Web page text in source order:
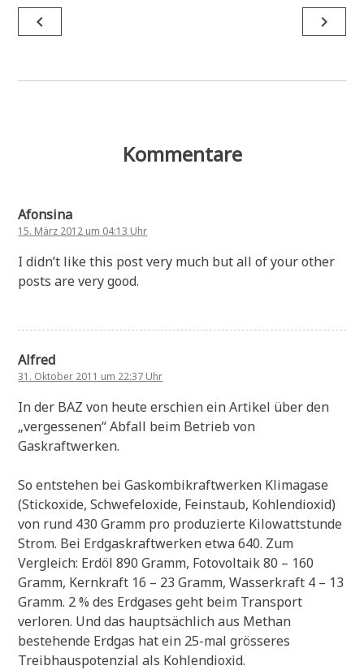
Beitragsnavigation
navigate_before navigate_next
Kommentare
Afonsina
15. März 2012 um 04:13 Uhr
I didn’t like this post very much but all of your other
posts are very good.
Alfred
31. Oktober 2011 um 22:37 Uhr
In der BAZ von heute erschien ein Artikel über den
„vergessenen“ Abfall beim Betrieb von
Gaskraftwerken.
So entstehen bei Gaskombikraftwerken Klimagase
(Stickoxide, Schwefeloxide, Feinstaub, Kohlendioxid)
von rund 430 Gramm pro produzierte Kilowattstunde
Strom. Bei Erdgaskraftwerken etwa 640. Zum
Vergleich: Erdöl 890 Gramm, Fotovoltaik 80 – 160
Gramm, Kernkraft 16 – 23 Gramm, Wasserkraft 4 – 13
Gramm. 2 % des Erdgases geht beim Transport
verloren. Und das hauptsächlich aus Methan
bestehende Erdgas hat ein 25-mal grösseres
Treibhauspotenzial als Kohlendioxid.